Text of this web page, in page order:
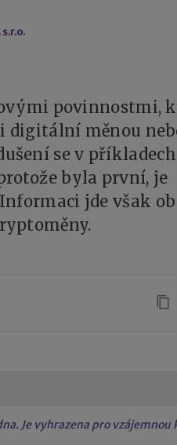
s.r.o.
povinnostmi,
měnou
se v
byla první, je
jde však
Je vyhrazena pro vzájemnou